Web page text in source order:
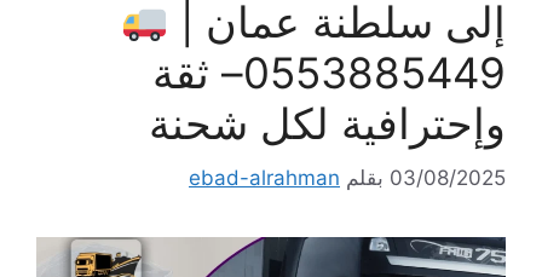
إلى سلطنة عمان |
0553885449– ثقة
وإحترافية لكل شحنة
03/08/2025 بقلم ebad-alrahman